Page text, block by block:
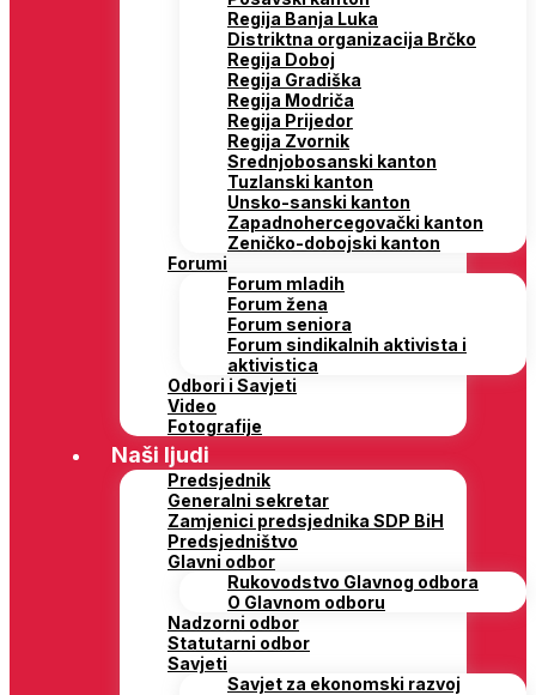
Regija Banja Luka
Distriktna organizacija Brčko
Regija Doboj
Regija Gradiška
Regija Modriča
Regija Prijedor
Regija Zvornik
Srednjobosanski kanton
Tuzlanski kanton
Unsko-sanski kanton
Zapadnohercegovački kanton
Zeničko-dobojski kanton
Forumi
Forum mladih
Forum žena
Forum seniora
Forum sindikalnih aktivista i
aktivistica
Odbori i Savjeti
Video
Fotografije
Naši ljudi
Predsjednik
Generalni sekretar
Zamjenici predsjednika SDP BiH
Predsjedništvo
Glavni odbor
Rukovodstvo Glavnog odbora
O Glavnom odboru
Nadzorni odbor
Statutarni odbor
Savjeti
Savjet za ekonomski razvoj